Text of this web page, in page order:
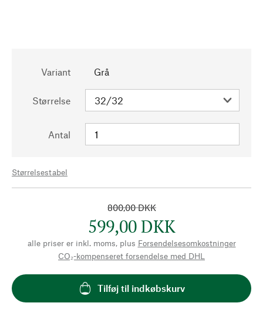
Variant Grå
Størrelse
Antal
Størrelsestabel
800,00 DKK
599,00 DKK
alle priser er inkl. moms, plus Forsendelsesomkostninger
CO₂-kompenseret forsendelse med DHL
Tilføj til indkøbskurv